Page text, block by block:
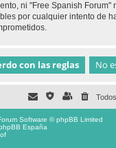
ni "Free Spanish Forum"
por cualquier intento de
Software © phpBB Limited
España